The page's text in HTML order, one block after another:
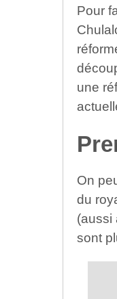
Pour
une
On
du
(aussi
sont